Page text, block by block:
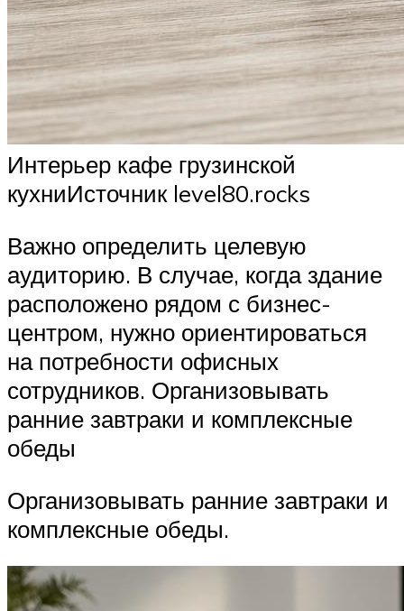
Интерьер кафе грузинской
кухниИсточник level80.rocks
Важно определить целевую
аудиторию. В случае, когда здание
расположено рядом с бизнес-
центром, нужно ориентироваться
на потребности офисных
сотрудников. Организовывать
ранние завтраки и комплексные
обеды
Организовывать ранние завтраки и
комплексные обеды.